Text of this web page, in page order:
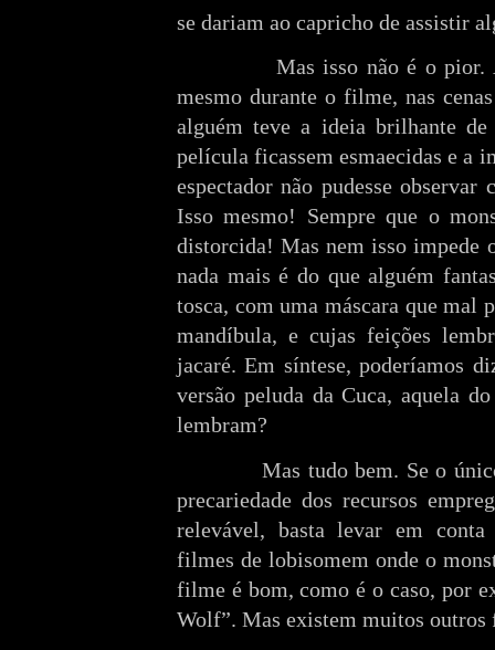
se dariam ao capricho de assistir
Mas isso não é o pior.
mesmo durante o filme, nas
alguém teve a ideia brilhante
película ficassem esmaecidas e a
espectador não pudesse
Isso mesmo! Sempre que o
distorcida! Mas nem isso impede
nada mais é do que alguém
tosca, com uma máscara que mal
mandíbula, e cujas feições
jacaré. Em síntese, poderíamos
versão peluda da Cuca, aquela
lembram?
Mas tudo bem. Se o único
precariedade dos recursos
relevável, basta levar em
filmes de lobisomem onde o
filme é bom, como é o caso, por
Wolf”. Mas existem muitos outros